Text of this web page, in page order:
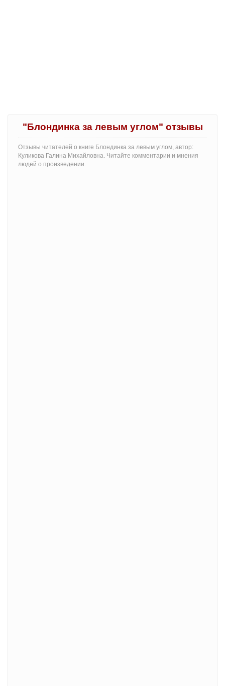
"Блондинка за левым углом" отзывы
Отзывы читателей о книге Блондинка за левым углом, автор:
Куликова Галина Михайловна. Читайте комментарии и мнения
людей о произведении.